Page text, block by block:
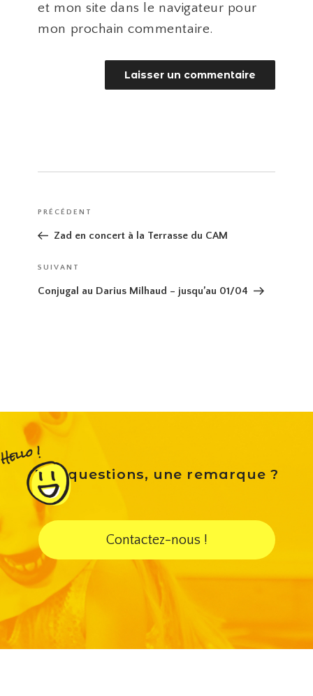
et mon site dans le navigateur pour
mon prochain commentaire.
Navigation
de
Article
précédent
PRÉCÉDENT
Zad en concert à la Terrasse du CAM
Article
suivant
SUIVANT
Conjugal au Darius Milhaud – jusqu’au 01/04
Des questions, une remarque ?
Contactez-nous !